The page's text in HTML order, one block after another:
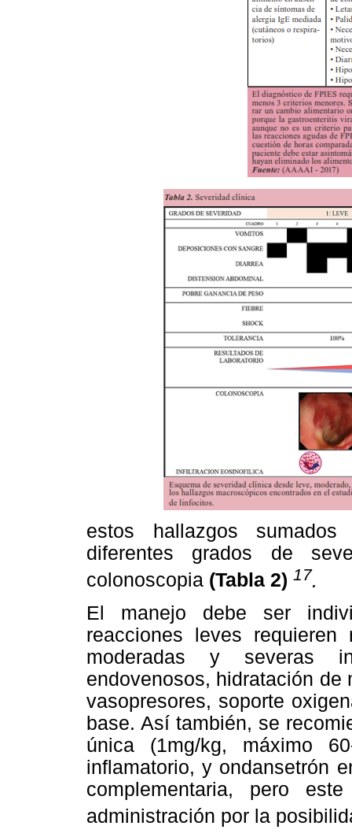
estos hallazgos
diferentes grados de
colonoscopia (Tabla 2) 17.
El manejo debe ser
reacciones leves
moderadas y severas
endovenosos, hidratación
vasopresores, soporte
base. Así también, se
única (1mg/kg, máximo
inflamatorio, y ondansetrón
complementaria, pero
administración por la